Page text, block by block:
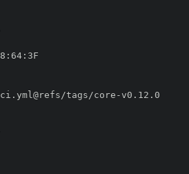
: 64:
tags/core -